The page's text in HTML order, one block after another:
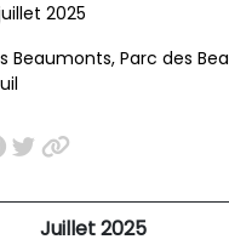
Juillet 2025
2025
Beaumonts, Parc des